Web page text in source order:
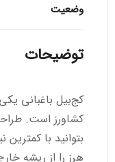
وضعیت
توضیحات
کج‌بیل باغبانی
کشاورز است.
بتوانید با
هرز را از ریشه